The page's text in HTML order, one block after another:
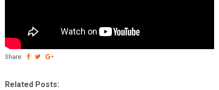
Share:
Related Posts: